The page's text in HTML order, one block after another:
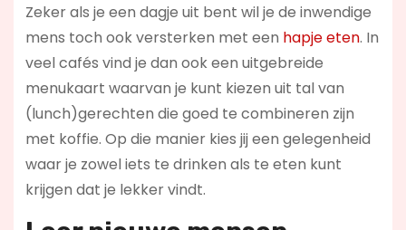
Zeker als je een dagje uit bent wil je de inwendige
mens toch ook versterken met een hapje eten. In
veel cafés vind je dan ook een uitgebreide
menukaart waarvan je kunt kiezen uit tal van
(lunch)gerechten die goed te combineren zijn
met koffie. Op die manier kies jij een gelegenheid
waar je zowel iets te drinken als te eten kunt
krijgen dat je lekker vindt.